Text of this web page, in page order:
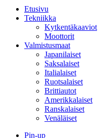
Etusivu
Tekniikka
Kytkentäkaaviot
Moottorit
Valmistusmaat
Japanilaiset
Saksalaiset
Italialaiset
Ruotsalaiset
Brittiautot
Amerikkalaiset
Ranskalaiset
Venäläiset
Pin-up